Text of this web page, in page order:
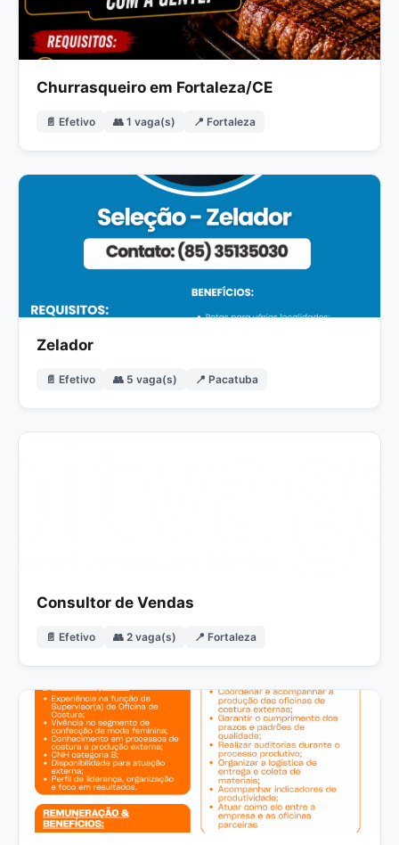
Churrasqueiro em Fortaleza/CE
📄 Efetivo 👥 1 vaga(s) 📍 Fortaleza
Zelador
📄 Efetivo 👥 5 vaga(s) 📍 Pacatuba
Consultor de Vendas
📄 Efetivo 👥 2 vaga(s) 📍 Fortaleza